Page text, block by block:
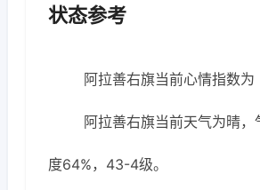
状态参考
阿拉善右旗当前心情指数为
阿拉善右旗当前天气为晴
度64%，43-4级。